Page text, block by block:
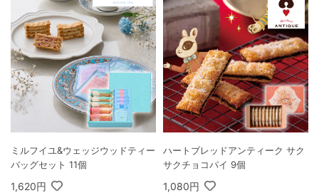
ミルフイユ&ウェッジウッドティー
バッグセット 11個
1,620円
ハートブレッドアンティーク サク
サクチョコパイ 9個
1,080円